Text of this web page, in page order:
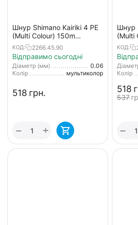
Шнур Shimano Kairiki 4 PE
(Multi Colour) 150m
0.06mm 4.4kg
КОД: 2266.45.90
Відправимо сьогодні
Діаметр (мм)
0.06
Колір
мультиколор
‍518‍ грн.
+
−
Шнур
(Multi
6.8kg
КОД:
Колір
‍518‍
‍537‍
−